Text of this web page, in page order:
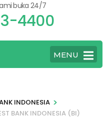
buka 24/7
4400
MENU
INDONESIA >
BANK INDONESIA (BI)